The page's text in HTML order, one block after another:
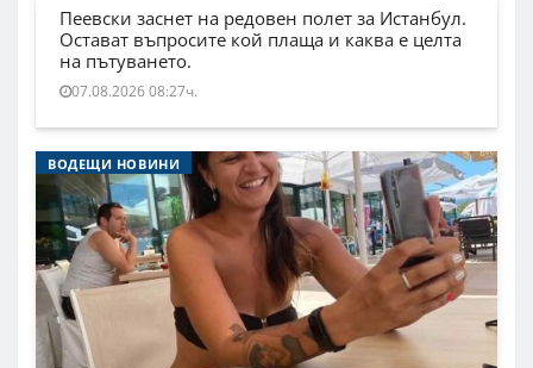
Пеевски заснет на редовен полет за Истанбул.
Остават въпросите кой плаща и каква е целта
на пътуването.
07.08.2026 08:27ч.
ВОДЕЩИ НОВИНИ